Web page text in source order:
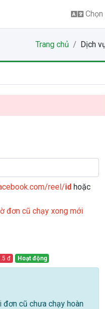
Trang chủ Dịch
reel/id hoặc
đơn cũ chạy xong mới
đ Hoạt động
cũ chưa chạy hoàn